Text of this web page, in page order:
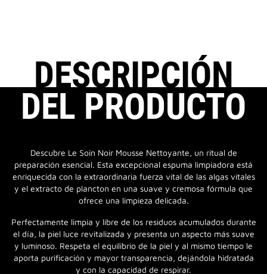
DESCRIPCIÓN
DEL PRODUCTO
Descubre Le Soin Noir Mousse Nettoyante, un ritual de
preparación esencial. Esta excepcional espuma limpiadora está
enriquecida con la extraordinaria fuerza vital de las algas vitales
y el extracto de plancton en una suave y cremosa fórmula que
ofrece una limpieza delicada.
Perfectamente limpia y libre de los residuos acumulados durante
el día, la piel luce revitalizada y presenta un aspecto más suave
y luminoso. Respeta el equilibrio de la piel y al mismo tiempo le
aporta purificación y mayor transparencia, dejándola hidratada
y con la capacidad de respirar.